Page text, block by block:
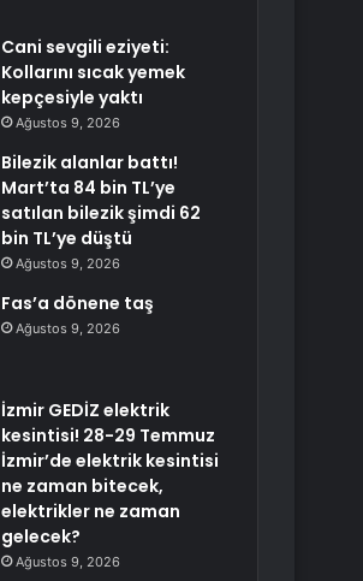
Cani sevgili eziyeti:
Kollarını sıcak yemek
kepçesiyle yaktı
Ağustos 9, 2026
Bilezik alanlar battı!
Mart’ta 84 bin TL’ye
satılan bilezik şimdi 62
bin TL’ye düştü
Ağustos 9, 2026
Fas’a dönene taş
Ağustos 9, 2026
İzmir GEDİZ elektrik
kesintisi! 28-29 Temmuz
İzmir’de elektrik kesintisi
ne zaman bitecek,
elektrikler ne zaman
gelecek?
Ağustos 9, 2026